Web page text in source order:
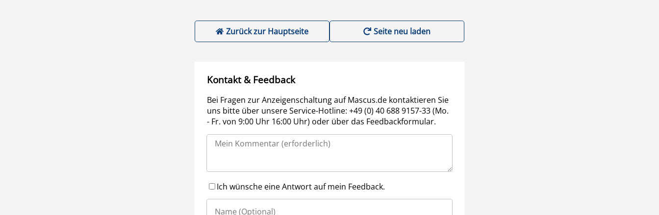
Zurück zur Hauptseite Seite neu laden
Kontakt & Feedback
Bei Fragen zur Anzeigenschaltung auf Mascus.de kontaktieren Sie
uns bitte über unsere Service-Hotline: +49 (0) 40 688 9157-33 (Mo.
- Fr. von 9:00 Uhr 16:00 Uhr) oder über das Feedbackformular.
Ich wünsche eine Antwort auf mein Feedback.